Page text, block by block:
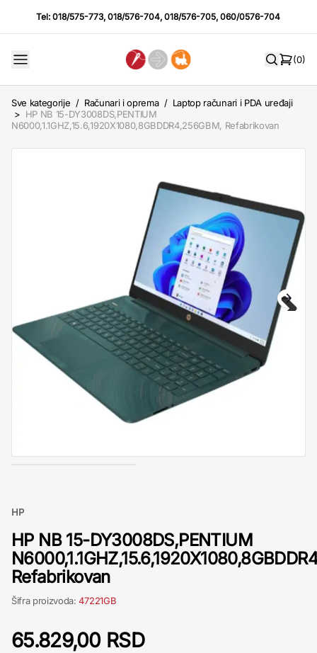
Tel:018/575-773,018/576-704,018/576-705,060/0576-704
(0)
Sve kategorije / Računari i oprema / Laptop računari i PDA uređaji
> HP NB 15-DY3008DS,PENTIUM
N6000,1.1GHZ,15.6,1920X1080,8GBDDR4,256GBM, Refabrikovan
HP
HP NB 15-DY3008DS,PENTIUM
Refabrikovan
Šifra proizvoda:47221GB
65.829,00 RSD